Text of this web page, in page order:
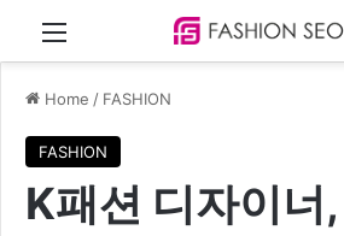
Menu
Home / FASHION
FASHION
K패션 디자이너